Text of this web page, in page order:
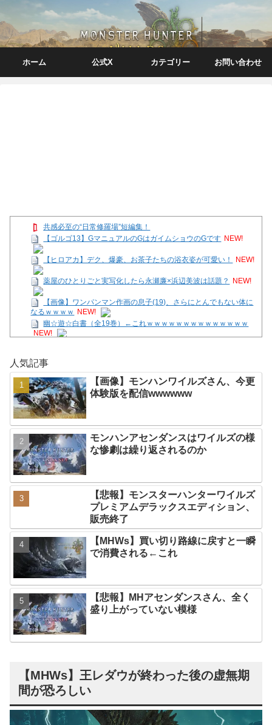
ホーム 公式X カテゴリー お問い合わせ
共感必至の“日常修羅場”短編集！
【ゴルゴ13】GマニュアルのGはガイムショウのGです NEW!
【ヒロアカ】デク、爆豪、お茶子たちの浴衣姿が可愛い！ NEW!
薬屋のひとりごと実写化したら永瀬廉×浜辺美波は話題？ NEW!
【画像】ワンパンマン作画の息子(19)、さらにとんでもない体に
なるｗｗｗｗ
NEW!
幽☆遊☆白書（全19巻）←これｗｗｗｗｗｗｗｗｗｗｗｗｗｗ
NEW!
【画像】モンハンワイルズさん、今更体験版を配信
wwwwww NEW!
【ペルキチ悲報】ペルソナ、完全にXBOXのモノになる NEW!
【ニンテンドークラシックス】マリオサンシャイン配信開始！で
も青コインは今でも許されないｗｗｗ
【朗報】「GTA6」、予約注文がTake-Twoの内部予測を大幅に上
回る NEW!
Powered by livedoor 相互RSS
人気記事
【画像】モンハンワイルズさん、今更
体験版を配信wwwwww
モンハンアセンダンスはワイルズの様
な惨劇は繰り返されるのか
【悲報】モンスターハンターワイルズ
プレミアムデラックスエディション、
販売終了
【MHWs】買い切り路線に戻すと一瞬
で消費される←これ
【悲報】MHアセンダンスさん、全く
盛り上がっていない模様
【MHWs】王レダウが終わった後の虚無期
間が恐ろしい